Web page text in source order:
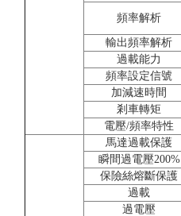
頻率解析
輸出頻率解析
過載能力
頻率設定信號
加減速時間
剎車轉矩
電壓/頻率特性
馬達過載保護
瞬間過電壓200%
保險絲熔斷保護
過載
過電壓